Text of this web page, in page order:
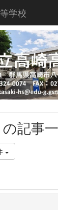
学校
記事